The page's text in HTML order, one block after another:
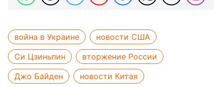
война в Украине
новости США
Си Цзиньпин
вторжение России
Джо Байден
новости Китая